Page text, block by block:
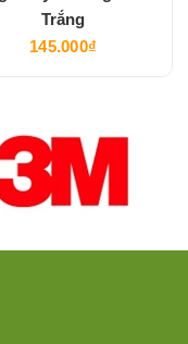
Trắng
145.000₫